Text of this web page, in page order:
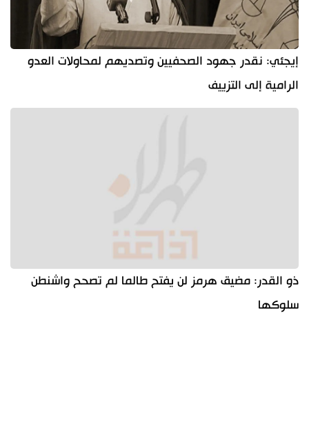
إيجئي: نقدر جهود الصحفيين وتصديهم لمحاولات العدو
الرامية إلى التزييف
ذو القدر: مضيق هرمز لن يفتح طالما لم تصحح واشنطن
سلوكها